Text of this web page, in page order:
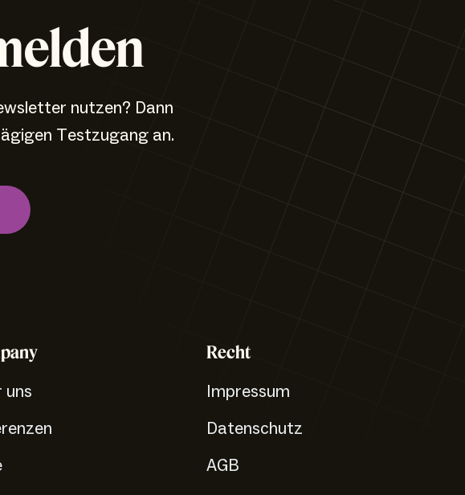
nutzen? Dann
Testzugang an.
uns
Recht
Impressum
Datenschutz
AGB